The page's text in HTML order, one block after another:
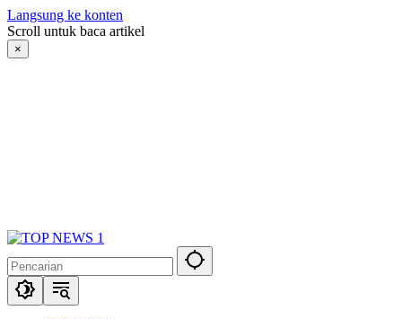
Langsung ke konten
Scroll untuk baca artikel
×